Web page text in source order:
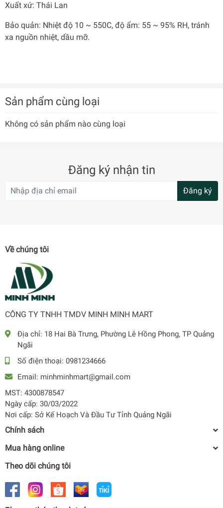
Xuất xứ: Thái Lan
Bảo quản: Nhiệt độ 10 ~ 550C, độ ẩm: 55 ~ 95% RH, tránh
xa nguồn nhiệt, dầu mỡ.
Sản phẩm cùng loại
Không có sản phẩm nào cùng loại
Đăng ký nhận tin
Đăng ký
Về chúng tôi
CÔNG TY TNHH TMDV MINH MINH MART
Địa chỉ: 18 Hai Bà Trưng, Phường Lê Hồng Phong, TP Quảng
Ngãi
Số điện thoại: 0981234666
Email: minhminhmart@gmail.com
MST: 4300878547
Ngày cấp: 30/03/2022
Nơi cấp: Sở Kế Hoạch Và Đầu Tư Tỉnh Quảng Ngãi
Chính sách
Mua hàng online
Theo dõi chúng tôi